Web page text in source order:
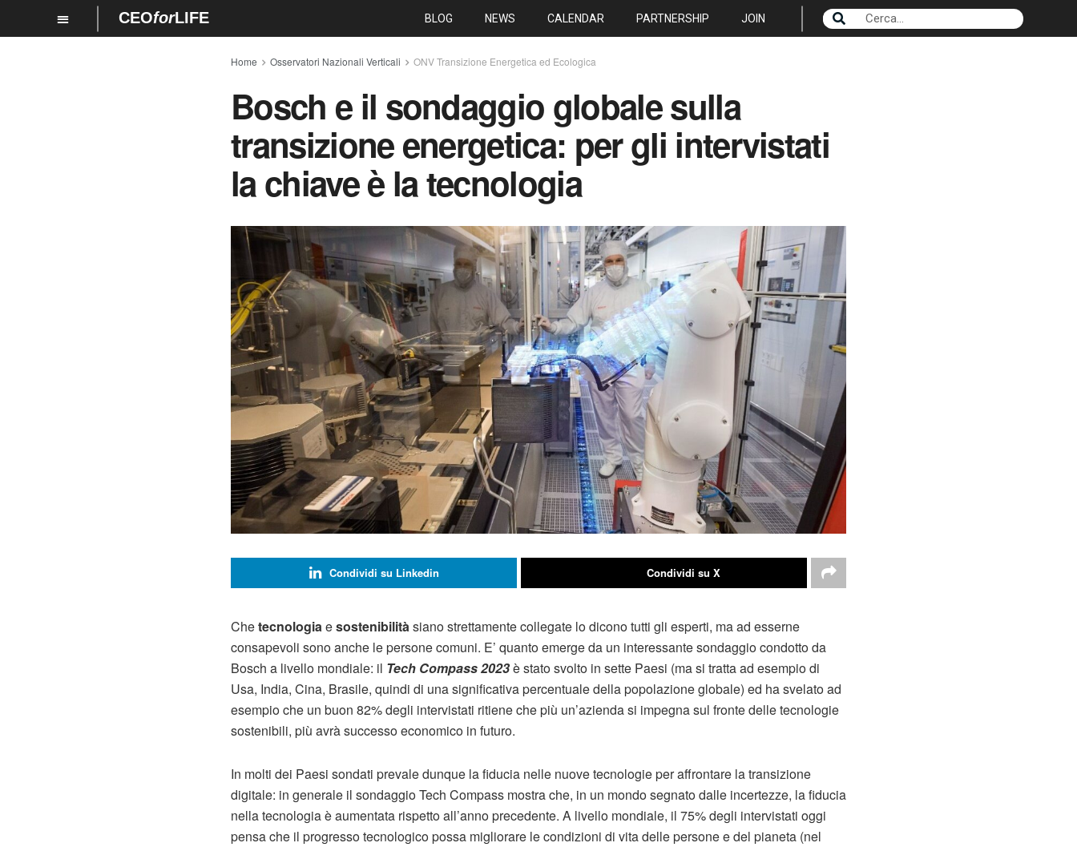
CEOforLIFE BLOG NEWS CALENDAR PARTNERSHIP JOIN
Home Osservatori Nazionali Verticali ONV Transizione Energetica ed Ecologica
Bosch e il sondaggio globale sulla
transizione energetica: per gli intervistati
la chiave è la tecnologia
Condividi su Linkedin Condividi su X
Chetecnologiaesostenibilitàsiano strettamente collegate lo dicono tutti gli esperti, ma ad esserne
consapevoli sono anche le persone comuni. E’ quanto emerge da un interessante sondaggio condotto da
Bosch a livello mondiale: il Tech Compass 2023è stato svolto in sette Paesi (ma si tratta ad esempio di
Usa, India, Cina, Brasile, quindi di una significativa percentuale della popolazione globale) ed ha svelato ad
esempio che un buon 82% degli intervistati ritiene che più un’azienda si impegna sul fronte delle tecnologie
sostenibili, più avrà successo economico in futuro.
In molti dei Paesi sondati prevale dunque la fiducia nelle nuove tecnologie per affrontare la transizione
digitale: in generale il sondaggio Tech Compass mostra che, in un mondo segnato dalle incertezze, la fiducia
nella tecnologia è aumentata rispetto all’anno precedente. A livello mondiale, il 75% degli intervistati oggi
pensa che il progresso tecnologico possa migliorare le condizioni di vita delle persone e del pianeta (nel